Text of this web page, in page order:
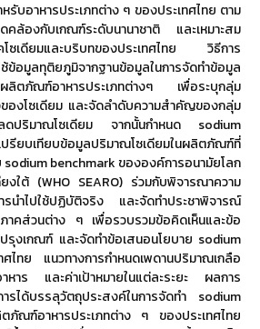
บอาหารประเภทต่าง ๆ ของประเทศไทย ตาม
คล้องกับเกณฑ์ระดับนานาชาติ และเหมาะสม
โซเดียมและบริบทของประเทศไทย วิธีการ
ข้อมูลทุติยภูมิจากฐานข้อมูลในการจัดทำข้อมูล
ผลิตภัณฑ์อาหารประเภทต่างๆ เพื่อระบุกลุ่ม
ของโซเดียม และจัดลำดับความสำคัญของกลุ่ม
ลดปริมาณโซเดียม จากนั้นกำหนด sodium
เทียบข้อมูลปริมาณโซเดียมในผลิตภัณฑ์ที่
sodium benchmark ขององค์การอนามัยโลก
ยงใต้ (WHO SEARO) ร่วมกับพิจารณาความ
ารนำไปใช้ปฏิบัติจริง และจัดทำประชาพิจารณ์
าคส่วนต่าง ๆ เพื่อรวบรวมข้อคิดเห็นและข้อ
รุงเกณฑ์ และจัดทำข้อเสนอนโยบาย sodium
ไทย แนวทางการกำหนดเพดานปริมาณเกลือ
หาร และค่าเป้าหมายในแต่ละระยะ ผลการ
ได้บรรลุวัตถุประสงค์ในการจัดทำ sodium
ณฑ์อาหารประเภทต่าง ๆ ของประเทศไทย